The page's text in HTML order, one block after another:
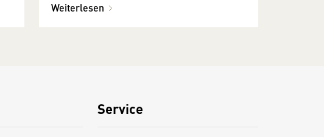
Weiterlesen
Service